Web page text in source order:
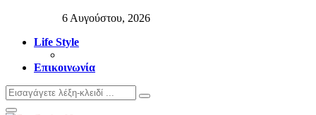
6 Αυγούστου, 2026
Life Style
Επικοινωνία
Search
for:
Search